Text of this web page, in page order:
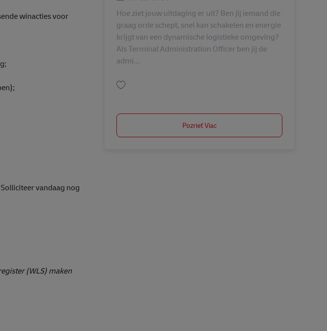
winacties voor
vandaag nog
(WLS) maken
Hoe ziet jouw uitdaging er uit? Ben jij iemand die
graag orde schept, snel kan schakelen en energie
krijgt van een dynamische logistieke omgeving?
Als Terminal Administration Officer ben jij de
admi...
Pozrieť Viac